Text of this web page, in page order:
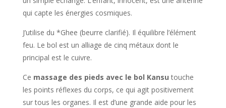
qui capte les énergies cosmiques.
J’utilise du *Ghee (beurre clarifié). Il équilibre l’élément
feu. Le bol est un alliage de cinq métaux dont le
principal est le cuivre.
Ce massage des pieds avec le bol Kansu touche
les points réflexes du corps, ce qui agit positivement
sur tous les organes. Il est d’une grande aide pour les